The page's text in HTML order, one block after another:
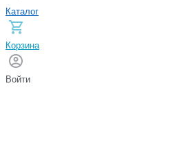
Каталог
Корзина
Войти